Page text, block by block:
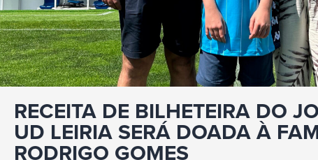
RECEITA DE BILHETEIRA DO
UD LEIRIA SERÁ DOADA À
RODRIGO GOMES